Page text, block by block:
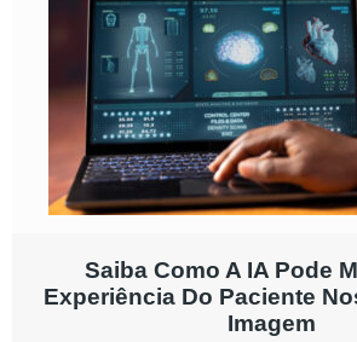
Saiba Como A IA Pode
Experiência Do Paciente
Imagem